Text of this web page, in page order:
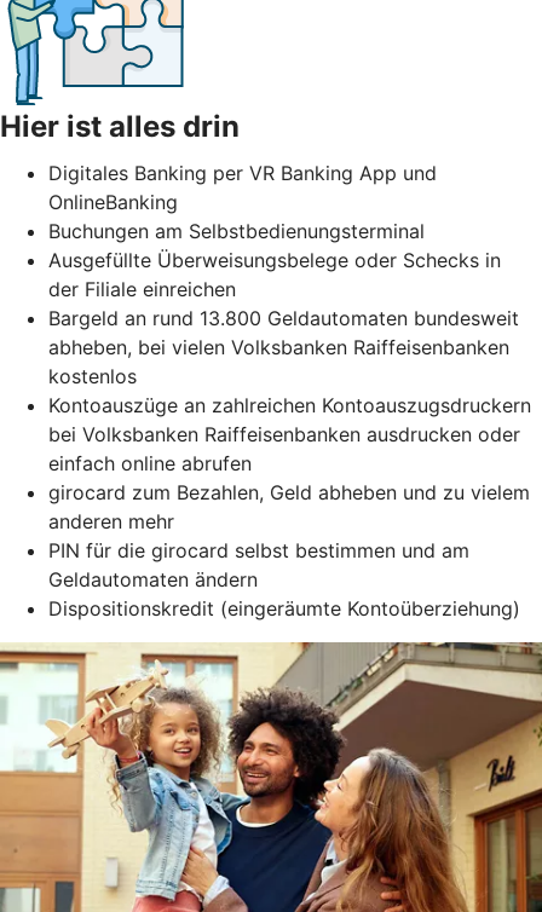
Hier ist alles drin
Digitales Banking per VR Banking App und
OnlineBanking
Buchungen am Selbstbedienungsterminal
Ausgefüllte Überweisungsbelege oder Schecks in
der Filiale einreichen
Bargeld an rund 13.800 Geldautomaten bundesweit
abheben, bei vielen Volksbanken Raiffeisenbanken
kostenlos
Kontoauszüge an zahlreichen Kontoauszugsdruckern
bei Volksbanken Raiffeisenbanken ausdrucken oder
einfach online abrufen
girocard zum Bezahlen, Geld abheben und zu vielem
anderen mehr
PIN für die girocard selbst bestimmen und am
Geldautomaten ändern
Dispositionskredit (eingeräumte Kontoüberziehung)